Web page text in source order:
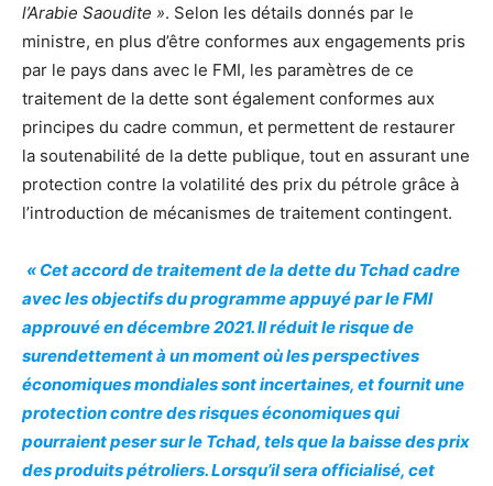
l’Arabie Saoudite ». Selon les détails donnés par le
ministre, en plus d’être conformes aux engagements pris
par le pays dans avec le FMI, les paramètres de ce
traitement de la dette sont également conformes aux
principes du cadre commun, et permettent de restaurer
la soutenabilité de la dette publique, tout en assurant une
protection contre la volatilité des prix du pétrole grâce à
l’introduction de mécanismes de traitement contingent.
« Cet accord de traitement de la dette du Tchad cadre
avec les objectifs du programme appuyé par le FMI
approuvé en décembre 2021. Il réduit le risque de
surendettement à un moment où les perspectives
économiques mondiales sont incertaines, et fournit une
protection contre des risques économiques qui
pourraient peser sur le Tchad, tels que la baisse des prix
des produits pétroliers. Lorsqu’il sera officialisé, cet